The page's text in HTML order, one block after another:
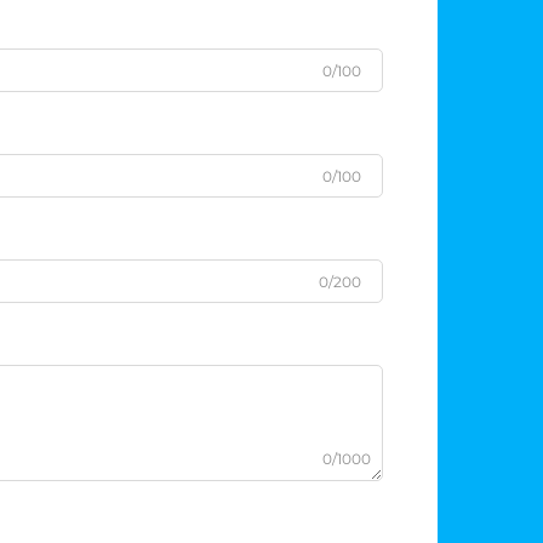
0/100
0/100
0/200
0/1000